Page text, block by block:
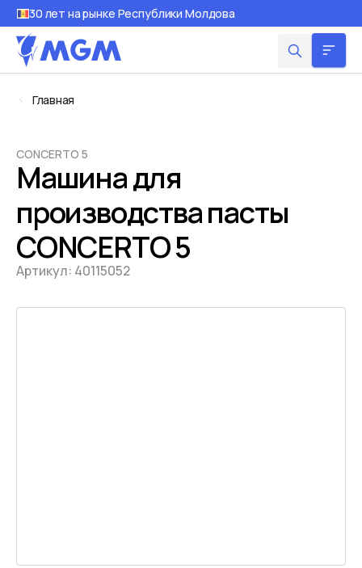
30 лет на рынке Республики Молдова
Главная
CONCERTO 5
Машина для
производства пасты
CONCERTO 5
Артикул: 40115052